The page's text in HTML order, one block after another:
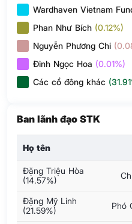
Wardhaven Vietnam
Phan Như Bích (0.12%)
Nguyễn Phương Chi
Đinh Ngọc Hoa (0.01%)
Các cổ đông khác
Ban lãnh đạo STK
Họ tên
Đặng Triệu Hòa
(14.57%)
Đặng Mỹ Linh
(21.59%)
Phó